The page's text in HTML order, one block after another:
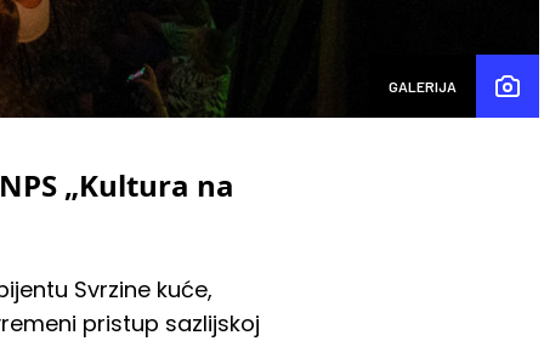
GALERIJA
„Kultura na
Svrzine kuće,
pristup sazlijskoj